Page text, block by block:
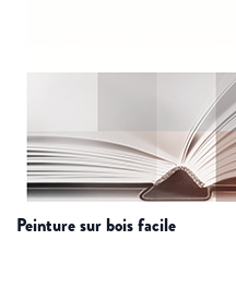
peinture sur bois facile